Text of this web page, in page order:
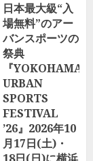
日本最大級“入
場無料”のアー
バンスポーツの
祭典
『YOKOHAMA
URBAN
SPORTS
FESTIVAL
’26』2026年10
月17日(土)・